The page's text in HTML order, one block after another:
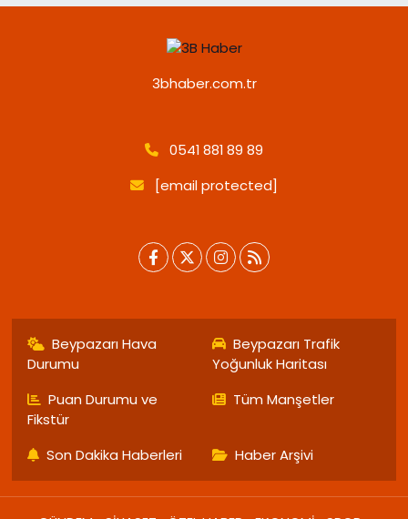
3bhaber.com.tr
0541 881 89 89
[email protected]
Beypazarı Hava
Durumu
Beypazarı Trafik
Yoğunluk Haritası
Puan Durumu ve
Fikstür
Tüm Manşetler
Son Dakika Haberleri Haber Arşivi